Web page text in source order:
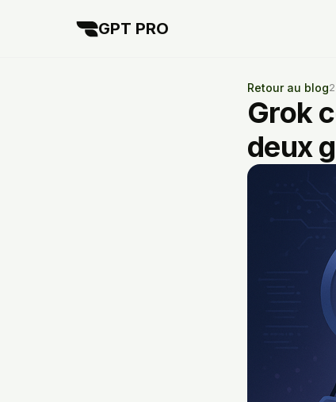
GPT PRO
Retour au blog
Grok
deux